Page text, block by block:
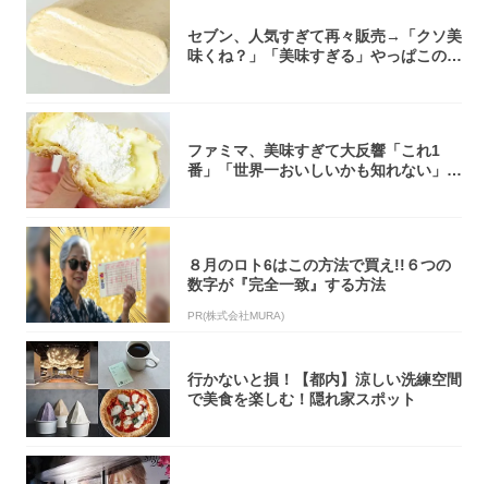
セブン、人気すぎて再々販売→「クソ美
味くね？」「美味すぎる」やっぱこのク
ファミマ、美味すぎて大反響「これ1
番」「世界一おいしいかも知れない」
８月のロト6はこの方法で買え!!６つの
数字が『完全一致』する方法
PR(株式会社MURA)
行かないと損！【都内】涼しい洗練空間
で美食を楽しむ！隠れ家スポット